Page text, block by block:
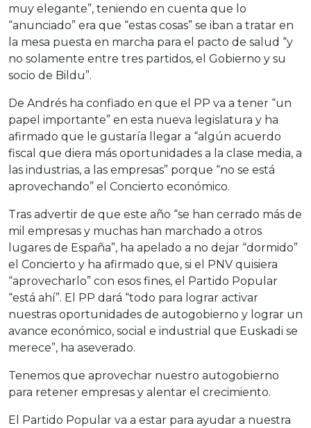
muy elegante”, teniendo en cuenta que lo
“anunciado” era que “estas cosas” se iban a tratar en
la mesa puesta en marcha para el pacto de salud “y
no solamente entre tres partidos, el Gobierno y su
socio de Bildu”.
De Andrés ha confiado en que el PP va a tener “un
papel importante” en esta nueva legislatura y ha
afirmado que le gustaría llegar a “algún acuerdo
fiscal que diera más oportunidades a la clase media, a
las industrias, a las empresas” porque “no se está
aprovechando” el Concierto económico.
Tras advertir de que este año “se han cerrado más de
mil empresas y muchas han marchado a otros
lugares de España”, ha apelado a no dejar “dormido”
el Concierto y ha afirmado que, si el PNV quisiera
“aprovecharlo” con esos fines, el Partido Popular
“está ahí”. El PP dará “todo para lograr activar
nuestras oportunidades de autogobierno y lograr un
avance económico, social e industrial que Euskadi se
merece”, ha aseverado.
Tenemos que aprovechar nuestro autogobierno
para retener empresas y alentar el crecimiento.
El Partido Popular va a estar para ayudar a nuestra